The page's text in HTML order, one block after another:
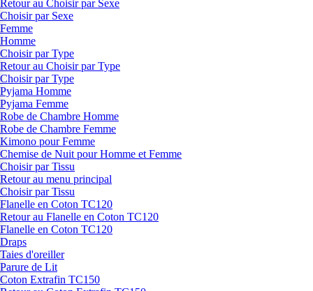
Retour au Choisir par Sexe
Choisir par Sexe
Femme
Homme
Choisir par Type
Retour au Choisir par Type
Choisir par Type
Pyjama Homme
Pyjama Femme
Robe de Chambre Homme
Robe de Chambre Femme
Kimono pour Femme
Chemise de Nuit pour Homme et Femme
Choisir par Tissu
Retour au menu principal
Choisir par Tissu
Flanelle en Coton TC120
Retour au Flanelle en Coton TC120
Flanelle en Coton TC120
Draps
Taies d'oreiller
Parure de Lit
Coton Extrafin TC150